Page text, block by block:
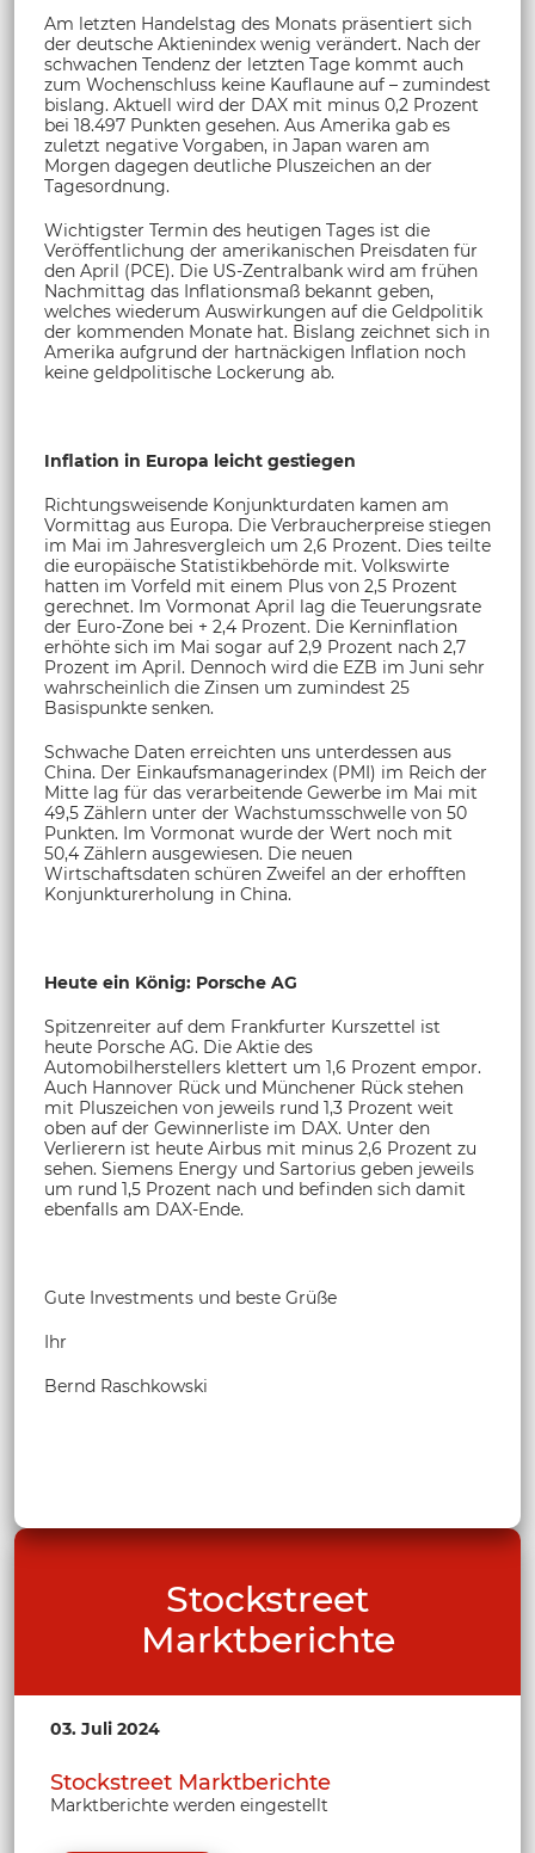
Am letzten Handelstag des Monats präsentiert sich
der deutsche Aktienindex wenig verändert. Nach der
schwachen Tendenz der letzten Tage kommt auch
zum Wochenschluss keine Kauflaune auf – zumindest
bislang. Aktuell wird der DAX mit minus 0,2 Prozent
bei 18.497 Punkten gesehen. Aus Amerika gab es
zuletzt negative Vorgaben, in Japan waren am
Morgen dagegen deutliche Pluszeichen an der
Tagesordnung.
Wichtigster Termin des heutigen Tages ist die
Veröffentlichung der amerikanischen Preisdaten für
den April (PCE). Die US-Zentralbank wird am frühen
Nachmittag das Inflationsmaß bekannt geben,
welches wiederum Auswirkungen auf die Geldpolitik
der kommenden Monate hat. Bislang zeichnet sich in
Amerika aufgrund der hartnäckigen Inflation noch
keine geldpolitische Lockerung ab.
Inflation in Europa leicht gestiegen
Richtungsweisende Konjunkturdaten kamen am
Vormittag aus Europa. Die Verbraucherpreise stiegen
im Mai im Jahresvergleich um 2,6 Prozent. Dies teilte
die europäische Statistikbehörde mit. Volkswirte
hatten im Vorfeld mit einem Plus von 2,5 Prozent
gerechnet. Im Vormonat April lag die Teuerungsrate
der Euro-Zone bei + 2,4 Prozent. Die Kerninflation
erhöhte sich im Mai sogar auf 2,9 Prozent nach 2,7
Prozent im April. Dennoch wird die EZB im Juni sehr
wahrscheinlich die Zinsen um zumindest 25
Basispunkte senken.
Schwache Daten erreichten uns unterdessen aus
China. Der Einkaufsmanagerindex (PMI) im Reich der
Mitte lag für das verarbeitende Gewerbe im Mai mit
49,5 Zählern unter der Wachstumsschwelle von 50
Punkten. Im Vormonat wurde der Wert noch mit
50,4 Zählern ausgewiesen. Die neuen
Wirtschaftsdaten schüren Zweifel an der erhofften
Konjunkturerholung in China.
Heute ein König: Porsche AG
Spitzenreiter auf dem Frankfurter Kurszettel ist
heute Porsche AG. Die Aktie des
Automobilherstellers klettert um 1,6 Prozent empor.
Auch Hannover Rück und Münchener Rück stehen
mit Pluszeichen von jeweils rund 1,3 Prozent weit
oben auf der Gewinnerliste im DAX. Unter den
Verlierern ist heute Airbus mit minus 2,6 Prozent zu
sehen. Siemens Energy und Sartorius geben jeweils
um rund 1,5 Prozent nach und befinden sich damit
ebenfalls am DAX-Ende.
Gute Investments und beste Grüße
Ihr
Bernd Raschkowski
Stockstreet
Marktberichte
03. Juli 2024
Stockstreet Marktberichte
Marktberichte werden eingestellt